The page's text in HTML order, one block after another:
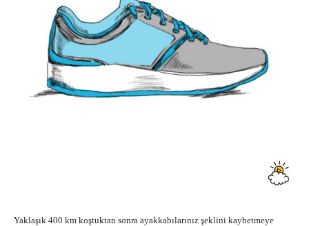
Yaklaşık 400 km koştuktan sonra ayakkabılarınız şeklini kaybetmeye